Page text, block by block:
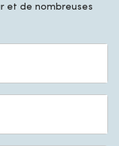
et de nombreuses